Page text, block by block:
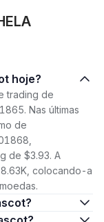
hoje?
trading de
Nas últimas
de
de $3.93. A
colocando-a